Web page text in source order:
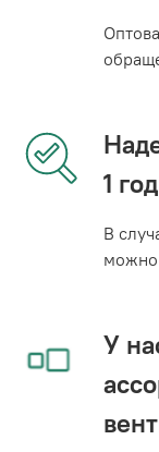
1 год
В
можно
У